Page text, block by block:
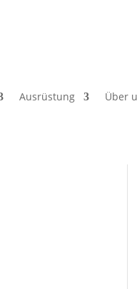
Ausrüstung Über